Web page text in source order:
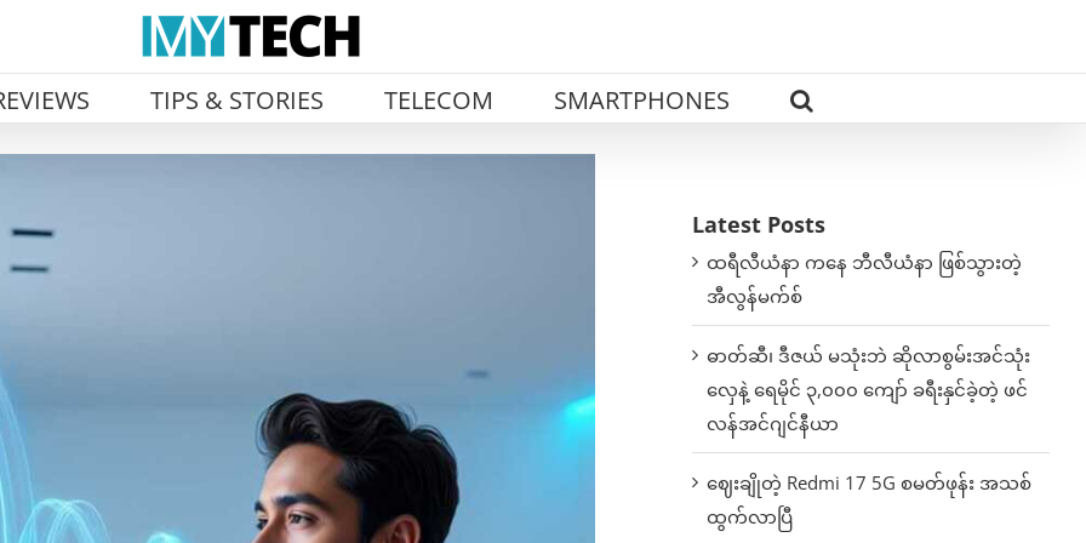
TIPS & STORIES TELECOM SMARTPHONES
Latest Posts
ထရီလီယံနာ ကနေ ဘီလီယံနာ ဖြစ်သွားတဲ့
အီလွန်မက်စ်
ဓာတ်ဆီ၊ ဒီဇယ် မသုံးဘဲ ဆိုလာစွမ်းအင်သုံး
လှေနဲ့ ရေမိုင် ၃,၀၀၀ ကျော် ခရီးနှင်ခဲ့တဲ့ ဖင်
လန်အင်ဂျင်နီယာ
ဈေးချိုတဲ့ Redmi 17 5G စမတ်ဖုန်း အသစ်
ထွက်လာပြီ